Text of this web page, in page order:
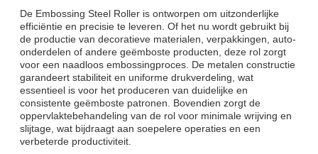
De Embossing Steel Roller is ontworpen om uitzonderlijke
efficiëntie en precisie te leveren. Of het nu wordt gebruikt bij
de productie van decoratieve materialen, verpakkingen, auto-
onderdelen of andere geëmboste producten, deze rol zorgt
voor een naadloos embossingproces. De metalen constructie
garandeert stabiliteit en uniforme drukverdeling, wat
essentieel is voor het produceren van duidelijke en
consistente geëmboste patronen. Bovendien zorgt de
oppervlaktebehandeling van de rol voor minimale wrijving en
slijtage, wat bijdraagt aan soepelere operaties en een
verbeterde productiviteit.